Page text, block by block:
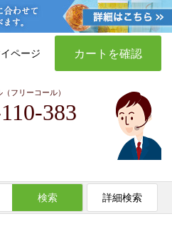
ページ カートを確認
フリーコール）
383
検索 詳細検索